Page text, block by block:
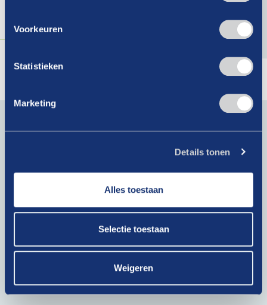
Voorkeuren
Statistieken
Marketing
Details tonen
Alles toestaan
Selectie toestaan
Weigeren
Blijf op de hoogte van actueel branchenieuws. Schrijf je
Bij het klikken op ‘Verzenden’ ga je akkoord met ons